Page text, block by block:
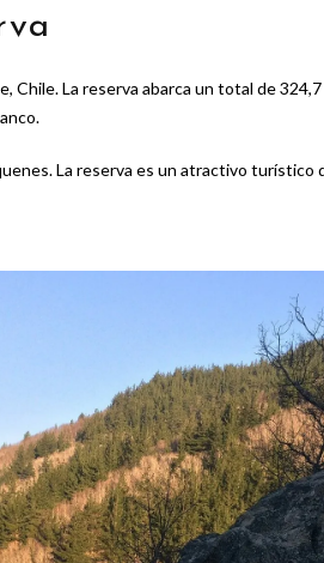
Chile. La reserva abarca un total de
La reserva es un atractivo